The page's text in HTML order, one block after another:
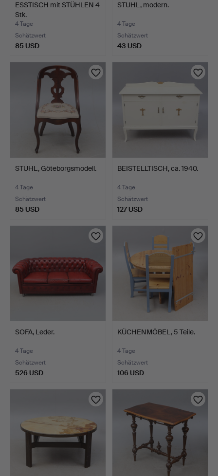
ESSTISCH mit STÜHLEN 4
Stk.
4 Tage
Schätzwert
85 USD
STUHL, modern.
4 Tage
Schätzwert
43 USD
STUHL, Göteborgsmodell.
4 Tage
Schätzwert
85 USD
BEISTELLTISCH, ca. 1940.
4 Tage
Schätzwert
127 USD
SOFA, Leder.
4 Tage
Schätzwert
526 USD
KÜCHENMÖBEL, 5 Teile.
4 Tage
Schätzwert
106 USD